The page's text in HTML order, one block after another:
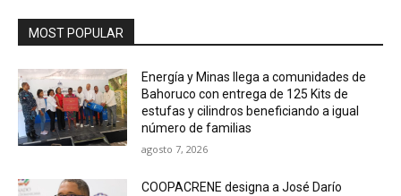
MOST POPULAR
Energía y Minas llega a comunidades de
Bahoruco con entrega de 125 Kits de
estufas y cilindros beneficiando a igual
número de familias
agosto 7, 2026
COOPACRENE designa a José Darío